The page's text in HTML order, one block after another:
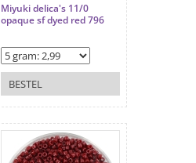
Miyuki delica's 11/0
opaque sf dyed red 796
BESTEL